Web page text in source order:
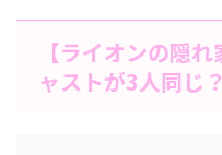
【ライオンの隠
ャストが3人同じ？